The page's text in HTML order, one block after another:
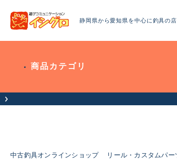
静岡県から愛知県を中心に釣具の
商品カテゴリ
中古釣具オンラインショップ リール・カスタムパー